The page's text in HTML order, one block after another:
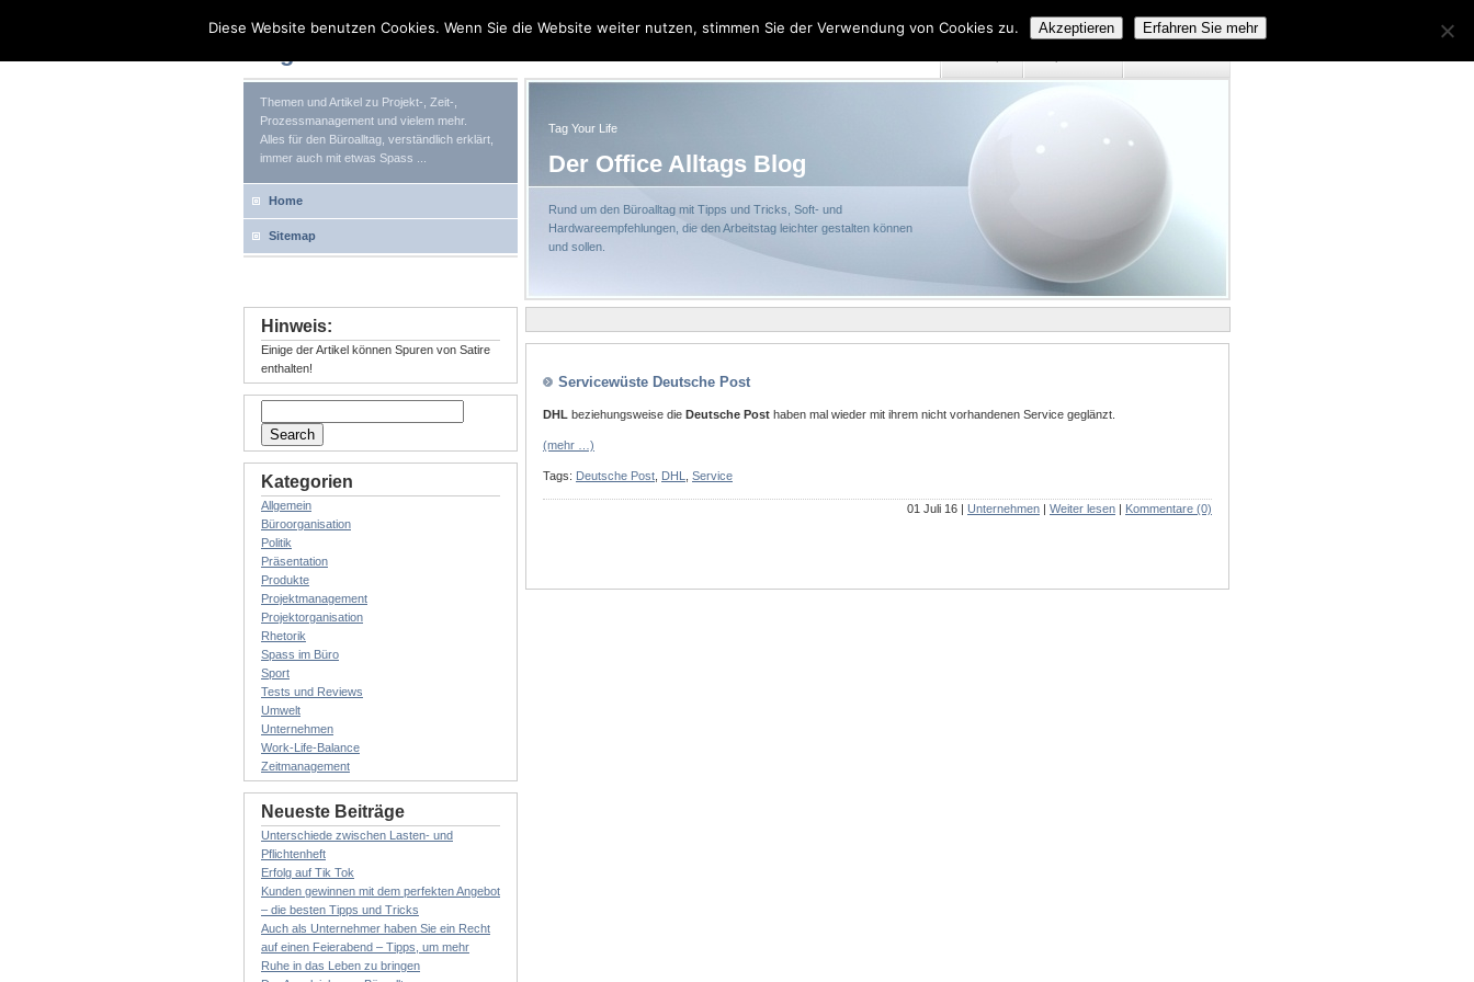
Themen und Artikel zu Projekt-, Zeit-,
Prozessmanagement und vielem mehr.
Alles für den Büroalltag, verständlich erklärt,
immer auch mit etwas Spass ...
Tag Your Life
Der Office Alltags Blog
Rund um den Büroalltag mit Tipps und Tricks, Soft- und
Hardwareempfehlungen, die den Arbeitstag leichter gestalten können
und sollen.
Home
Sitemap
Servicewüste Deutsche Post
DHL beziehungsweise die Deutsche Post haben mal wieder mit ihrem nicht vorhandenen Service geglänzt.
(mehr …)
Tags: Deutsche Post, DHL, Service
01 Juli 16 | Unternehmen | Weiter lesen | Kommentare (0)
Hinweis:
Einige der Artikel können Spuren von Satire
enthalten!
Kategorien
Allgemein
Büroorganisation
Politik
Präsentation
Produkte
Projektmanagement
Projektorganisation
Rhetorik
Spass im Büro
Sport
Tests und Reviews
Umwelt
Unternehmen
Work-Life-Balance
Zeitmanagement
Neueste Beiträge
Unterschiede zwischen Lasten- und
Pflichtenheft
Erfolg auf Tik Tok
Kunden gewinnen mit dem perfekten Angebot
– die besten Tipps und Tricks
Auch als Unternehmer haben Sie ein Recht
auf einen Feierabend – Tipps, um mehr
Ruhe in das Leben zu bringen
Diese Website benutzen Cookies. Wenn Sie die Website weiter nutzen, stimmen Sie der Verwendung von Cookies zu. Akzeptieren Erfahren Sie mehr